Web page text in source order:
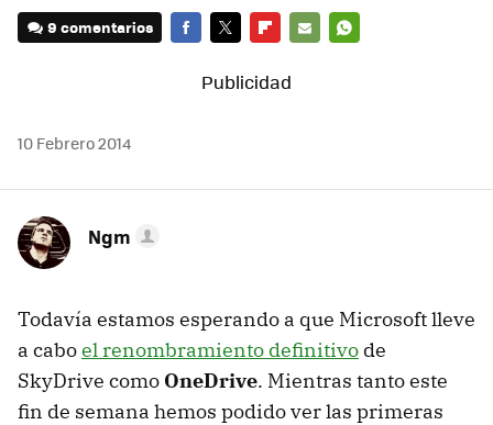
9 comentarios
MAIL
10 Febrero 2014
Ngm
Todavía estamos esperando a que Microsoft lleve
a caboel renombramiento definitivo de
SkyDrive como OneDrive. Mientras tanto este
fin de semana hemos podido ver las primeras